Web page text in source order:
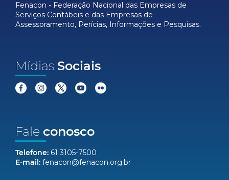
Fenacon - Federação Nacional das Empresas de
Serviços Contábeis e das Empresas de
Assessoramento, Perícias, Informações e Pesquisas.
Mídias Sociais
Fale conosco
Telefone: 61 3105-7500
E-mail: fenacon@fenacon.org.br